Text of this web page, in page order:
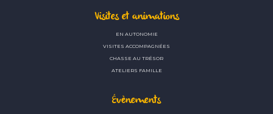
Visites et animations
EN AUTONOMIE
VISITES ACCOMPAGNÉES
CHASSE AU TRÉSOR
ATELIERS FAMILLE
Évènements